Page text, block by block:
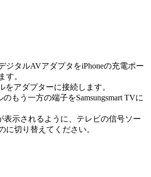
ジタルAVアダプタをiPhoneの充電ポー
す。
をアダプターに接続します。
もう一方の端子をSamsungsmart TVに
表示されるように、テレビの信号ソー
に切り替えてください。